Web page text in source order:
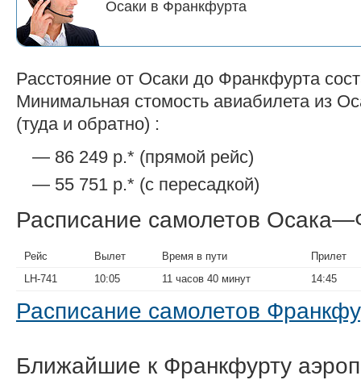
Осаки в Франкфурта
Расстояние от Осаки до Франкфурта
Минимальная стомость авиабилета из
(туда и обратно) :
— 86 249 р.* (прямой рейс)
— 55 751 р.* (с пересадкой)
Расписание самолетов
Рейс Вылет Время в пути
Прилет
LH-741
10:05 11 часов 40 минут 14:45
Расписание самолетов
Ближайшие к Франкфурту